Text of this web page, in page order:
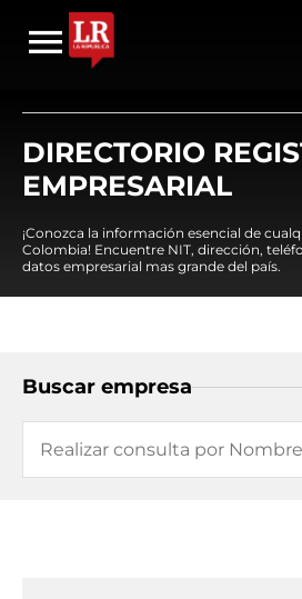
DIRECTORIO
EMPRESARIAL
¡Conozca la información esencial de
Colombia! Encuentre NIT, dirección,
datos empresarial mas grande del país.
Buscar empresa